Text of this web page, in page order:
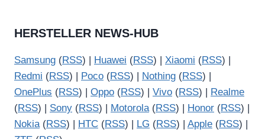
HERSTELLER NEWS-HUB
Samsung (RSS) | Huawei (RSS) | Xiaomi (RSS) |
Redmi (RSS) | Poco (RSS) | Nothing (RSS) |
OnePlus (RSS) | Oppo (RSS) | Vivo (RSS) |
Realme
(RSS) | Sony (RSS) | Motorola(RSS) | Honor (RSS) |
Nokia(RSS) | HTC (RSS) | LG (RSS) | Apple (RSS) |